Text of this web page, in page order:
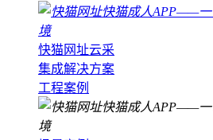
快猫网址云采
集成解决方案
工程案例